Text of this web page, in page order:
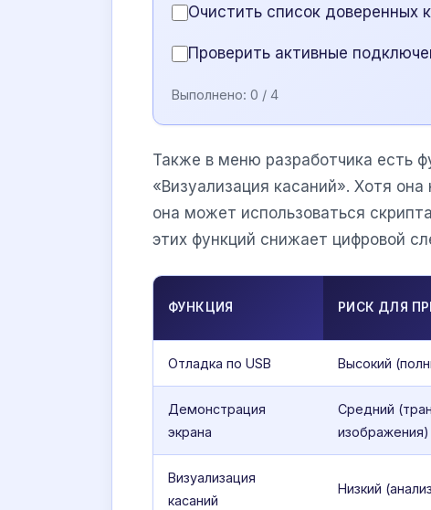
Очистить список доверенных
Проверить активные
Выполнено: 0 / 4
Также в меню разработчика есть
«Визуализация касаний». Хотя
она может использоваться
этих функций снижает цифровой
ФУНКЦИЯ РИСК ДЛЯ
Отладка по USB Высокий
Демонстрация
экрана
Средний
изображения)
Визуализация
касаний
Низкий